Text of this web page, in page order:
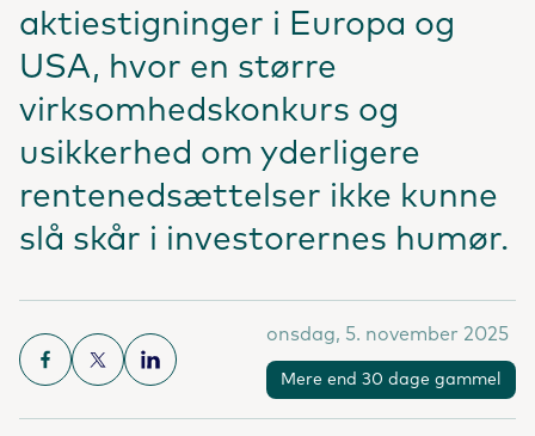
aktiestigninger i Europa og
USA, hvor en større
virksomhedskonkurs og
usikkerhed om yderligere
rentenedsættelser ikke kunne
slå skår i investorernes humør.
onsdag, 5. november 2025
Mere end 30 dage gammel